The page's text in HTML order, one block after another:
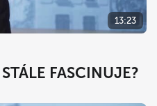
13:23
FASCINUJE?